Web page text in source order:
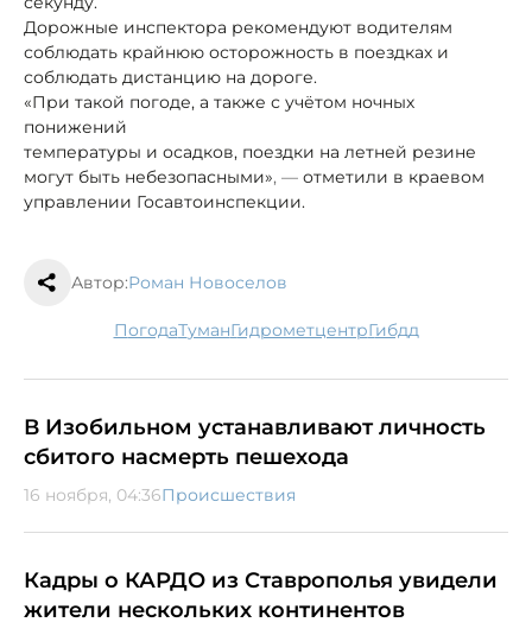
Дорожные инспектора рекомендуют водителям
соблюдать крайнюю осторожность в поездках и
соблюдать дистанцию на дороге.
«При такой погоде, а также с учётом ночных
понижений
температуры и осадков, поездки на летней резине
могут быть небезопасными», — отметили в краевом
управлении Госавтоинспекции.
Автор:Роман Новоселов
погода туман гидрометцентр гибдд
В Изобильном устанавливают личность
сбитого насмерть пешехода
16 ноября, 04:36Происшествия
Кадры о КАРДО из Ставрополья увидели
жители нескольких континентов